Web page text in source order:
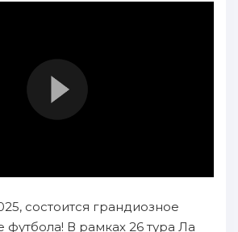
состоится грандиозное
В рамках 26 тура Ла